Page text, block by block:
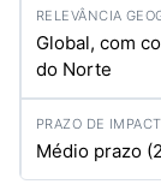
Global, com
do Norte
Médio prazo